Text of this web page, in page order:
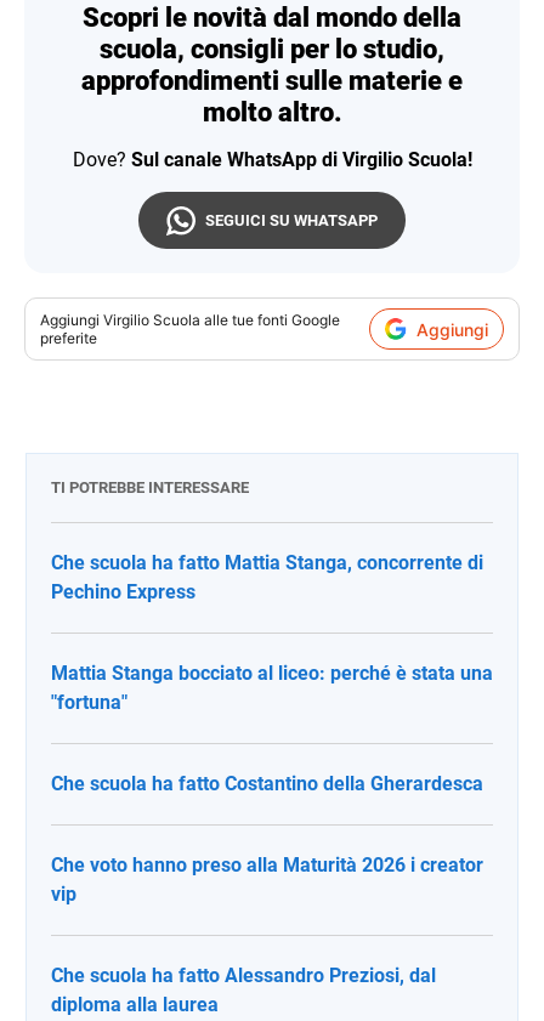
Scopri le novità dal mondo della
scuola, consigli per lo studio,
approfondimenti sulle materie e
molto altro.
Dove? Sul canale WhatsApp di Virgilio Scuola!
SEGUICI SU WHATSAPP
Aggiungi Virgilio Scuola alle tue fonti Google
preferite
Aggiungi
TI POTREBBE INTERESSARE
Che scuola ha fatto Mattia Stanga, concorrente di
Pechino Express
Mattia Stanga bocciato al liceo: perché è stata una
"fortuna"
Che scuola ha fatto Costantino della Gherardesca
Che voto hanno preso alla Maturità 2026 i creator
vip
Che scuola ha fatto Alessandro Preziosi, dal
diploma alla laurea